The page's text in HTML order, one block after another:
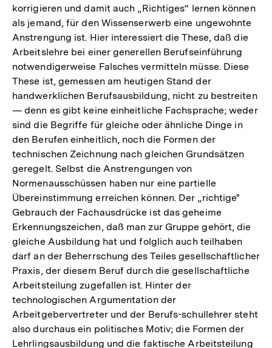
korrigieren und damit auch „Richtiges“ lernen können
als jemand, für den Wissenserwerb eine ungewohnte
Anstrengung ist. Hier interessiert die These, daß die
Arbeitslehre bei einer generellen Berufseinführung
notwendigerweise Falsches vermitteln müsse. Diese
These ist, gemessen am heutigen Stand der
handwerklichen Berufsausbildung, nicht zu bestreiten
— denn es gibt keine einheitliche Fachsprache; weder
sind die Begriffe für gleiche oder ähnliche Dinge in
den Berufen einheitlich, noch die Formen der
technischen Zeichnung nach gleichen Grundsätzen
geregelt. Selbst die Anstrengungen von
Normenausschüssen haben nur eine partielle
Übereinstimmung erreichen können. Der „richtige"
Gebrauch der Fachausdrücke ist das geheime
Erkennungszeichen, daß man zur Gruppe gehört, die
gleiche Ausbildung hat und folglich auch teilhaben
darf an der Beherrschung des Teiles gesellschaftlicher
Praxis, der diesem Beruf durch die gesellschaftliche
Arbeitsteilung zugefallen ist. Hinter der
technologischen Argumentation der
Arbeitgebervertreter und der Berufs-schullehrer steht
also durchaus ein politisches Motiv; die Formen der
Lehrlingsausbildung und die faktische Arbeitsteilung